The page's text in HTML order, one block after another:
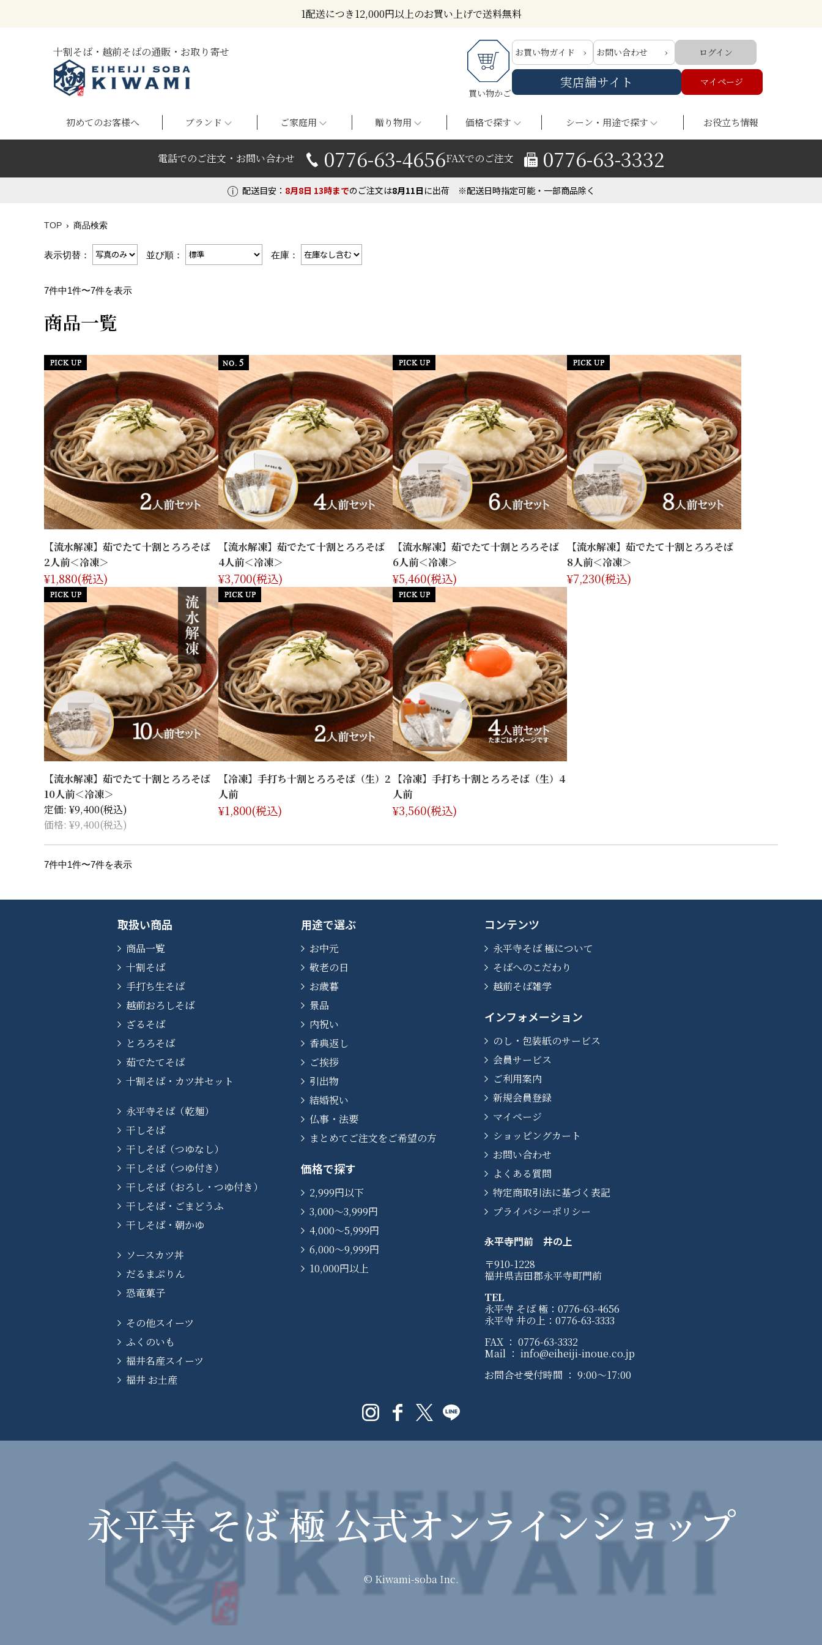
1配送につき12,000円以上のお買い上げで送料無料
十割そば・越前そばの通販・お取り寄せ
買い物かご
お買い物ガイド お問い合わせ ログイン
実店舗サイト マイページ
初めてのお客様へ ブランド ご家庭用 贈り物用 価格で探す シーン・用途で探す お役立ち情報
電話でのご注文・お問い合わせ 0776-63-4656FAXでのご注文 0776-63-3332
配送目安： 8月8日 13時までのご注文は8月11日 に出荷 ※配送日時指定可能・一部商品除く
TOP 商品検索
表示切替： 並び順： 在庫：
7件中1件〜7件を表示
商品一覧
【流水解凍】茹でたて十割とろろそば
2人前＜冷凍＞
¥1,880(税込)
【流水解凍】茹でたて十割とろろそば
4人前＜冷凍＞
¥3,700(税込)
【流水解凍】茹でたて十割とろろそば
6人前＜冷凍＞
¥5,460(税込)
【流水解凍】茹でたて十割とろろそば
8人前＜冷凍＞
¥7,230(税込)
【流水解凍】茹でたて十割とろろそば
10人前＜冷凍＞
定価: ¥9,400(税込)
価格: ¥9,400(税込)
【冷凍】手打ち十割とろろそば（生）2
人前
¥1,800(税込)
【冷凍】手打ち十割とろろそば（生）4
人前
¥3,560(税込)
7件中1件〜7件を表示
取扱い商品
商品一覧
十割そば
手打ち生そば
越前おろしそば
ざるそば
とろろそば
茹でたてそば
十割そば・カツ丼セット
永平寺そば（乾麺）
干しそば
干しそば（つゆなし）
干しそば（つゆ付き）
干しそば（おろし・つゆ付き）
干しそば・ごまどうふ
干しそば・朝かゆ
ソースカツ丼
だるまぷりん
恐竜菓子
その他スイーツ
ふくのいも
福井名産スイーツ
福井 お土産
用途で選ぶ
お中元
敬老の日
お歳暮
景品
内祝い
香典返し
ご挨拶
引出物
結婚祝い
仏事・法要
まとめてご注文をご希望の方
価格で探す
2,999円以下
3,000〜3,999円
4,000〜5,999円
6,000〜9,999円
10,000円以上
コンテンツ
永平寺そば 極について
そばへのこだわり
越前そば雑学
インフォメーション
のし・包装紙のサービス
会員サービス
ご利用案内
新規会員登録
マイページ
ショッピングカート
お問い合わせ
よくある質問
特定商取引法に基づく表記
プライバシーポリシー
永平寺門前 井の上
〒910-1228
福井県吉田郡永平寺町門前
TEL
永平寺 そば 極：0776-63-4656
永平寺 井の上：0776-63-3333
FAX ： 0776-63-3332
Mail ： info@eiheiji-inoue.co.jp
お問合せ受付時間 ： 9:00〜17:00
永平寺 そば 極公式オンラインショップ
© Kiwami-soba Inc.